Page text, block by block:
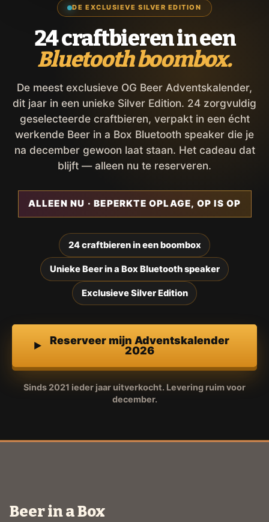
DE EXCLUSIEVE SILVER EDITION
24 craftbieren in een
Bluetooth boombox.
De meest exclusieve OG Beer Adventskalender,
dit jaar in een unieke Silver Edition. 24 zorgvuldig
geselecteerde craftbieren, verpakt in een écht
werkende Beer in a Box Bluetooth speaker die je
na december gewoon laat staan. Het cadeau dat
blijft — alleen nu te reserveren.
ALLEEN NU · BEPERKTE OPLAGE, OP IS OP
24 craftbieren in een boombox
Unieke Beer in a Box Bluetooth speaker
Exclusieve Silver Edition
Reserveer mijn Adventskalender
2026
Sinds 2021 ieder jaar uitverkocht. Levering ruim voor
december.
Beer in a Box